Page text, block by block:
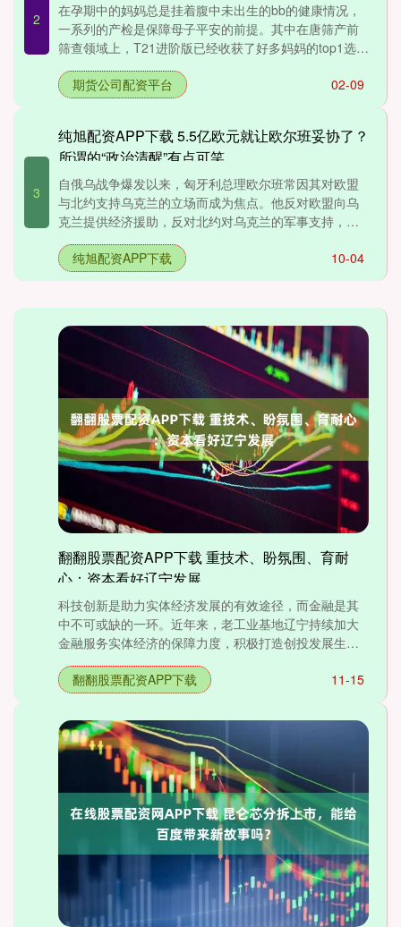
2
在孕期中的妈妈总是挂着腹中未出生的bb的健康情况，
一系列的产检是保障母子平安的前提。其中在唐筛产前
筛查领域上，T21进阶版已经收获了好多妈妈的top1选项
了，准....
02-09
期货公司配资平台
3
纯旭配资APP下载 5.5亿欧元就让欧尔班妥协了？
所谓的“政治清醒”有点可笑
自俄乌战争爆发以来，匈牙利总理欧尔班常因其对欧盟
与北约支持乌克兰的立场而成为焦点。他反对欧盟向乌
克兰提供经济援助，反对北约对乌克兰的军事支持，也
反对对俄罗斯实施....
10-04
纯旭配资APP下载
翻翻股票配资APP下载 重技术、盼氛围、育耐
心：资本看好辽宁发展
科技创新是助力实体经济发展的有效途径，而金融是其
中不可或缺的一环。近年来，老工业基地辽宁持续加大
金融服务实体经济的保障力度，积极打造创投发展生
11-15
翻翻股票配资APP下载